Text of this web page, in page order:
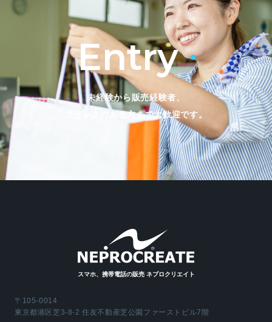
Entry
未経験から販売経験者、
ブランクのある方まで大歓迎です。
スマホ、携帯電話の販売 ネプロクリエイト
〒105-0014
東京都港区芝3-8-2 住友不動産芝公園ファーストビル7階